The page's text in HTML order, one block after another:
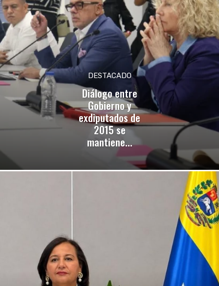
DESTACADO
Diálogo entre
Gobierno y
exdiputados de
2015 se
mantiene...